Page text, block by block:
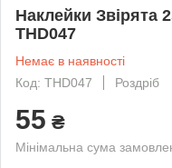
Наклейки Звірята
THD047
Немає в наявності
Код: THD047
Роздріб
55 ₴
Мінімальна сума